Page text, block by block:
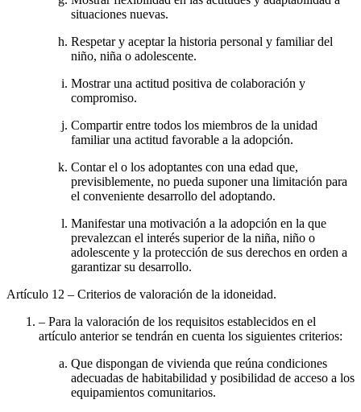
situaciones nuevas.
Respetar y aceptar la historia personal y familiar del
niño, niña o adolescente.
Mostrar una actitud positiva de colaboración y
compromiso.
Compartir entre todos los miembros de la unidad
familiar una actitud favorable a la adopción.
Contar el o los adoptantes con una edad que,
previsiblemente, no pueda suponer una limitación para
el conveniente desarrollo del adoptando.
Manifestar una motivación a la adopción en la que
prevalezcan el interés superior de la niña, niño o
adolescente y la protección de sus derechos en orden a
garantizar su desarrollo.
Artículo 12 – Criterios de valoración de la idoneidad.
– Para la valoración de los requisitos establecidos en el
artículo anterior se tendrán en cuenta los siguientes criterios:
Que dispongan de vivienda que reúna condiciones
adecuadas de habitabilidad y posibilidad de acceso a los
equipamientos comunitarios.